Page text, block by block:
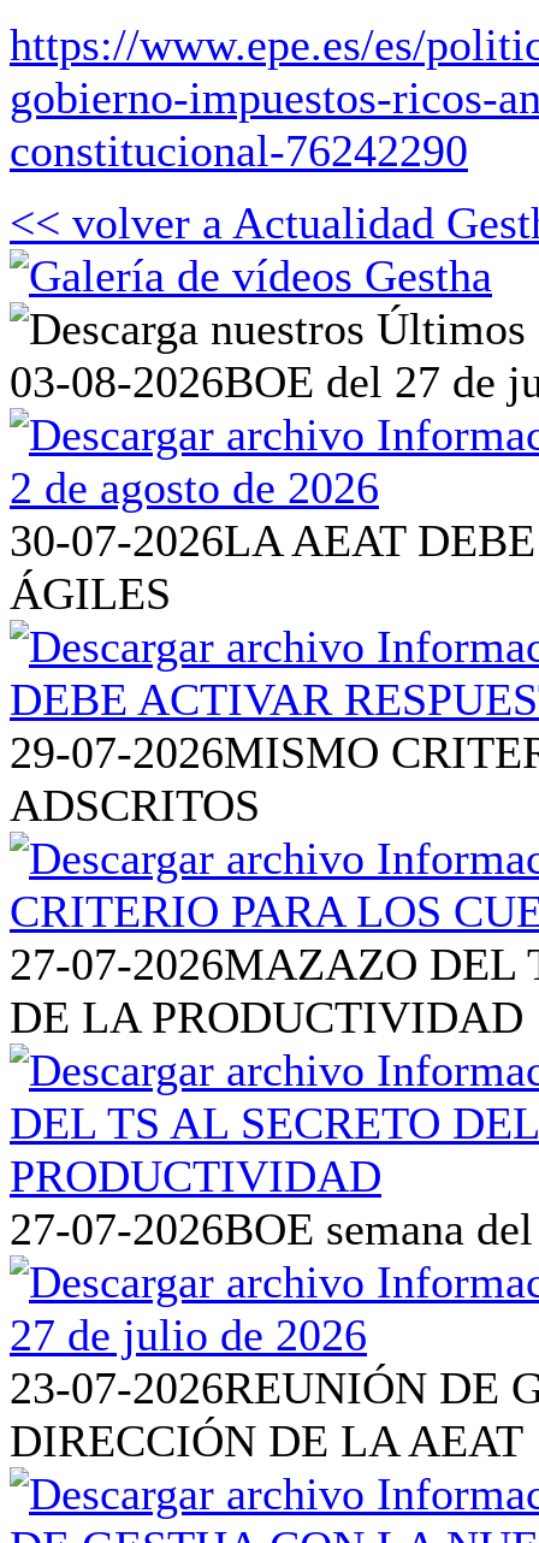
https://www.epe.es/es/
gobierno-impuestos-ricos-
constitucional-76242290
<< volver a Actualidad
03-08-2026BOE del 27 de
30-07-2026LA AEAT
ÁGILES
29-07-2026MISMO
ADSCRITOS
27-07-2026MAZAZO DEL
DE LA PRODUCTIVIDAD
27-07-2026BOE semana
23-07-2026REUNIÓN DE
DIRECCIÓN DE LA AEAT